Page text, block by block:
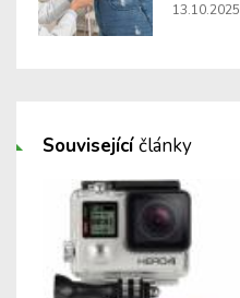
13.10.2025
Souvisejícíčlánky